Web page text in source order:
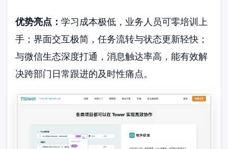
优势亮点：学习成本极低，业务人员可零培训上
手；界面交互极简，任务流转与状态更新轻快；
与微信生态深度打通，消息触达率高，能有效解
决跨部门日常跟进的及时性痛点。